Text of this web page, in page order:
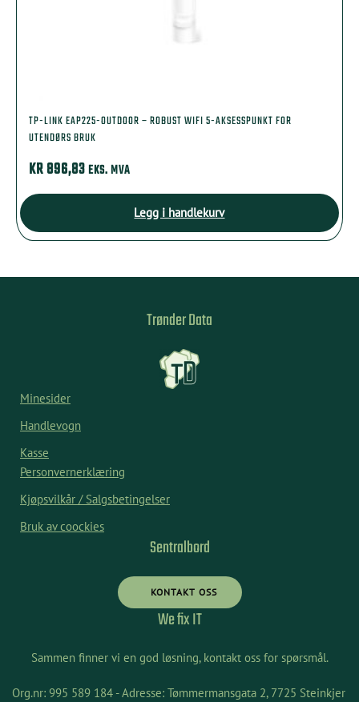
TP-LINK EAP225-OUTDOOR – ROBUST WIFI 5-AKSESSPUNKT FOR
UTENDØRS BRUK
KR896,83EKS. MVA
Legg i handlekurv
Trønder Data
Minesider
Handlevogn
Kasse
Personvernerklæring
Kjøpsvilkår / Salgsbetingelser
Bruk av coockies
Sentralbord
KONTAKT OSS
We fix IT
Sammen finner vi en god løsning, kontakt oss for spørsmål.
Org.nr: 995 589 184 - Adresse: Tømmermansgata 2, 7725 Steinkjer